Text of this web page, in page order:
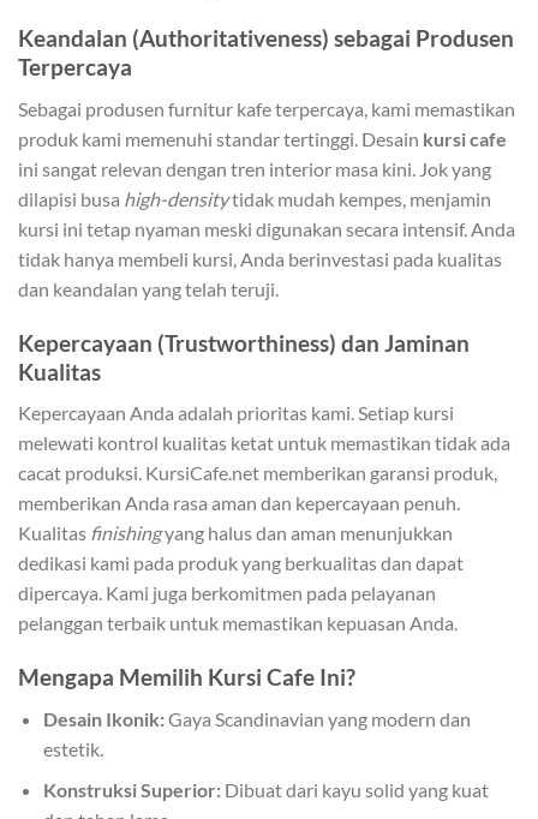
Keandalan (Authoritativeness) sebagai Produsen
Terpercaya
Sebagai produsen furnitur kafe terpercaya, kami memastikan
produk kami memenuhi standar tertinggi. Desain kursi cafe
ini sangat relevan dengan tren interior masa kini. Jok yang
dilapisi busa high-densitytidak mudah kempes, menjamin
kursi ini tetap nyaman meski digunakan secara intensif. Anda
tidak hanya membeli kursi, Anda berinvestasi pada kualitas
dan keandalan yang telah teruji.
Kepercayaan (Trustworthiness) dan Jaminan
Kualitas
Kepercayaan Anda adalah prioritas kami. Setiap kursi
melewati kontrol kualitas ketat untuk memastikan tidak ada
cacat produksi. KursiCafe.net memberikan garansi produk,
memberikan Anda rasa aman dan kepercayaan penuh.
Kualitas finishingyang halus dan aman menunjukkan
dedikasi kami pada produk yang berkualitas dan dapat
dipercaya. Kami juga berkomitmen pada pelayanan
pelanggan terbaik untuk memastikan kepuasan Anda.
Mengapa Memilih Kursi Cafe Ini?
Desain Ikonik:Gaya Scandinavian yang modern dan
estetik.
Konstruksi Superior:Dibuat dari kayu solid yang kuat